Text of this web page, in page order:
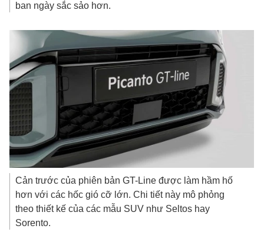
ban ngày sắc sảo hơn.
Cản trước của phiên bản GT-Line được làm hầm hố
hơn với các hốc gió cỡ lớn. Chi tiết này mô phỏng
theo thiết kế của các mẫu SUV như Seltos hay
Sorento.